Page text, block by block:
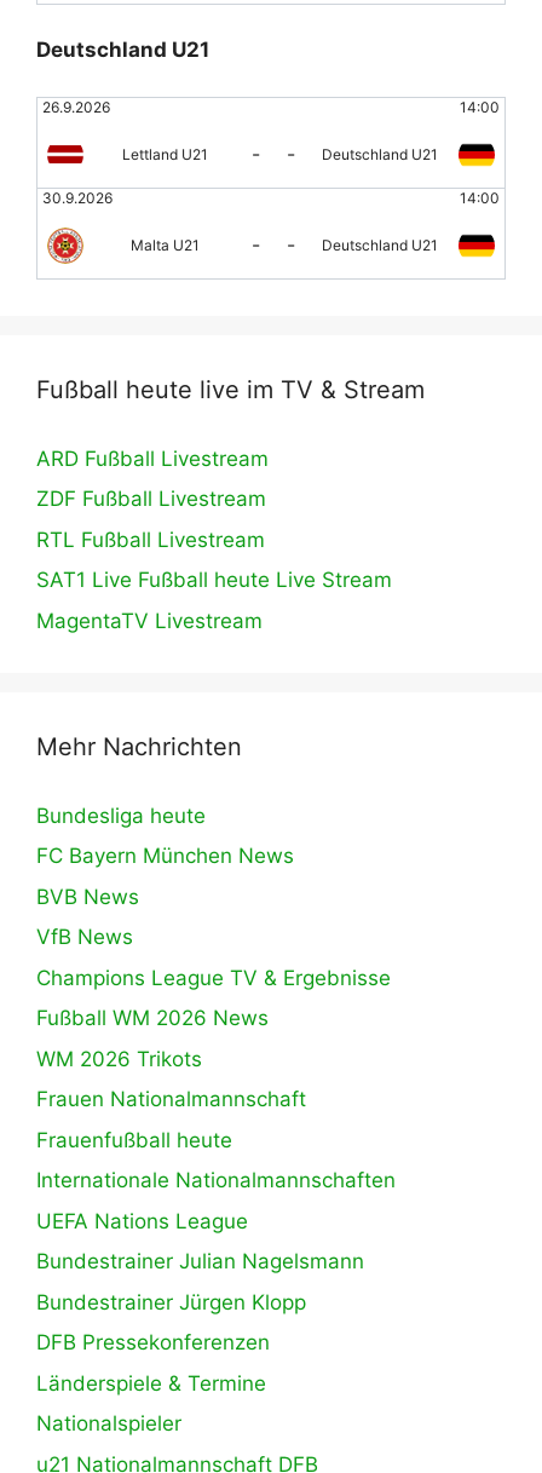
Deutschland U21
26.9.2026 14:00
Lettland U21 - - Deutschland U21
30.9.2026 14:00
Malta U21 - - Deutschland U21
Fußball heute live im TV & Stream
ARD Fußball Livestream
ZDF Fußball Livestream
RTL Fußball Livestream
SAT1 Live Fußball heute Live Stream
MagentaTV Livestream
Mehr Nachrichten
Bundesliga heute
FC Bayern München News
BVB News
VfB News
Champions League TV & Ergebnisse
Fußball WM 2026 News
WM 2026 Trikots
Frauen Nationalmannschaft
Frauenfußball heute
Internationale Nationalmannschaften
UEFA Nations League
Bundestrainer Julian Nagelsmann
Bundestrainer Jürgen Klopp
DFB Pressekonferenzen
Länderspiele & Termine
Nationalspieler
u21 Nationalmannschaft DFB